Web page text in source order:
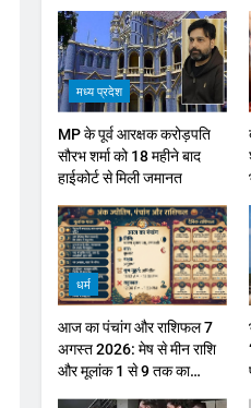
मध्य प्रदेश
MP के पूर्व आरक्षक करोड़पति
सौरभ शर्मा को 18 महीने बाद
हाईकोर्ट से मिली जमानत
धर्म
आज का पंचांग और राशिफल 7
अगस्त 2026: मेष से मीन राशि
और मूलांक 1 से 9 तक का